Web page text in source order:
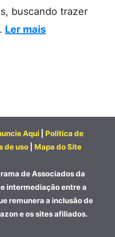
buscando trazer
Ler mais
Aqui
Política de
de uso Mapa do Site
de Associados da
intermediação entre a
remunera a inclusão de
e os sites afiliados.